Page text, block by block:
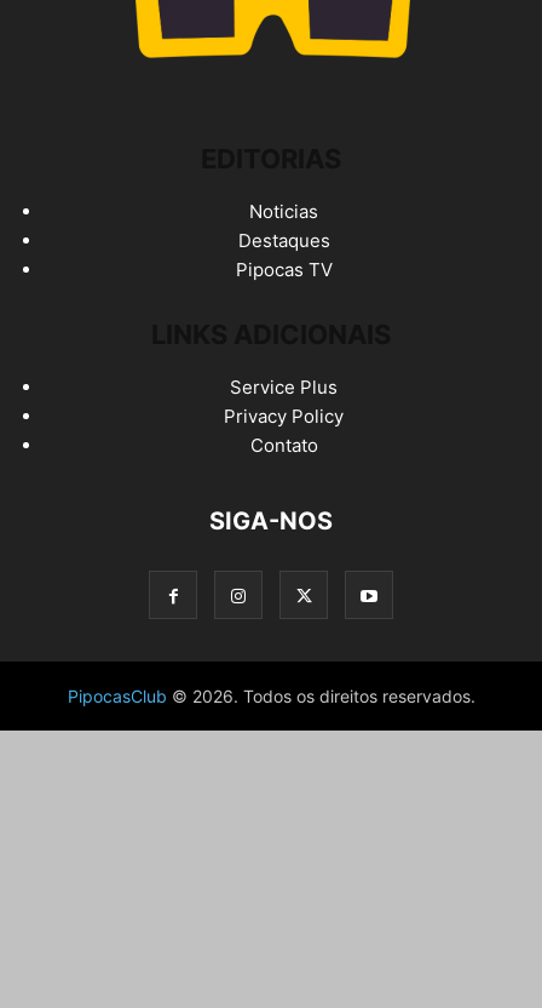
Noticias
Destaques
Pipocas TV
Service Plus
Privacy Policy
Contato
SIGA-NOS
PipocasClub © 2026. Todos os direitos reservados.